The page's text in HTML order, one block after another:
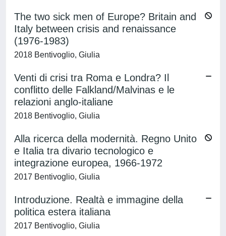
The two sick men of Europe? Britain and
Italy between crisis and renaissance
(1976-1983)
2018 Bentivoglio, Giulia
Venti di crisi tra Roma e Londra? Il
conflitto delle Falkland/Malvinas e le
relazioni anglo-italiane
2018 Bentivoglio, Giulia
Alla ricerca della modernità. Regno Unito
e Italia tra divario tecnologico e
integrazione europea, 1966-1972
2017 Bentivoglio, Giulia
Introduzione. Realtà e immagine della
politica estera italiana
2017 Bentivoglio, Giulia